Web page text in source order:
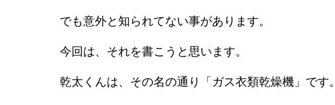
でも意外と知られてない事があります。
今回は、それを書こうと思います。
乾太くんは、その名の通り「ガス衣類乾燥機」です。